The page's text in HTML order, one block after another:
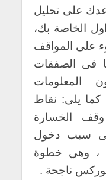
على تحليل
الخاصة بك،
على المواقف
فى الصفقات
المعلومات
كما يلى: نقاط
وقف الخسارة
سبب دخول
، وهي خطوة
ناجحة .